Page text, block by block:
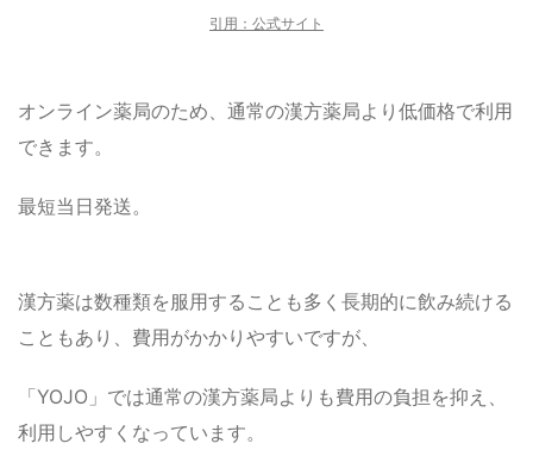
引用：公式サイト
オンライン薬局のため、通常の漢方薬局より低価格で利用
できます。
最短当日発送。
漢方薬は数種類を服用することも多く長期的に飲み続ける
こともあり、費用がかかりやすいですが、
「YOJO」では通常の漢方薬局よりも費用の負担を抑え、
利用しやすくなっています。